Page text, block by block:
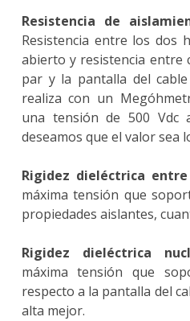
Resistencia de
Resistencia entre los dos
abierto y resistencia entre
par y la pantalla del
realiza con un
una tensión de 500 Vdc
deseamos que el valor sea
Rigidez dieléctrica
máxima tensión que
propiedades aislantes,
Rigidez dieléctrica
máxima tensión que
respecto a la pantalla del
alta mejor.